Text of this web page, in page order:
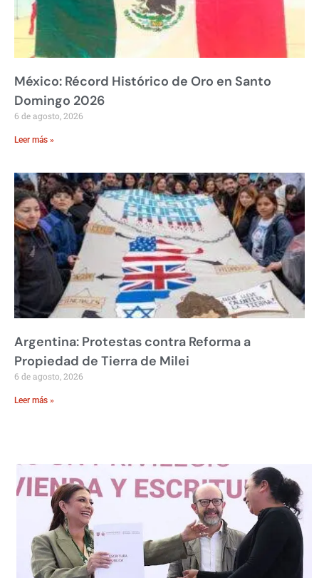
México: Récord Histórico de Oro en Santo
Domingo 2026
6 de agosto, 2026
Leer más »
Argentina: Protestas contra Reforma a
Propiedad de Tierra de Milei
6 de agosto, 2026
Leer más »